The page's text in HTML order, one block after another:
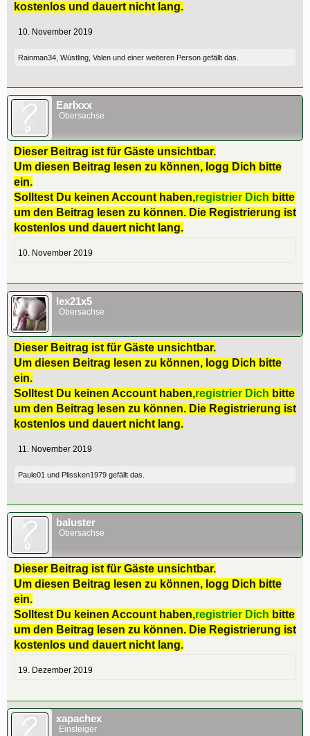
kostenlos und dauert nicht lang.
10. November 2019
Rainman34 Wüstling Valen und einer weiteren Person gefällt das.
Earlxxx
Obersachse
Dieser Beitrag ist für Gäste unsichtbar.
Um diesen Beitrag lesen zu können, logg Dich bitte
ein.
Solltest Du keinen Account haben,registrier Dich bitte
um den Beitrag lesen zu können. Die Registrierung ist
kostenlos und dauert nicht lang.
10. November 2019
lex21x5
Obersachse
Dieser Beitrag ist für Gäste unsichtbar.
Um diesen Beitrag lesen zu können, logg Dich bitte
ein.
Solltest Du keinen Account haben,registrier Dich bitte
um den Beitrag lesen zu können. Die Registrierung ist
kostenlos und dauert nicht lang.
11. November 2019
Paule01 und Plissken1979 gefällt das.
baluster
Obersachse
Dieser Beitrag ist für Gäste unsichtbar.
Um diesen Beitrag lesen zu können, logg Dich bitte
ein.
Solltest Du keinen Account haben,registrier Dich bitte
um den Beitrag lesen zu können. Die Registrierung ist
kostenlos und dauert nicht lang.
19. Dezember 2019
xapachex
Einsteiger